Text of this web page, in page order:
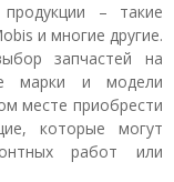
– такие
и многие другие.
запчастей на
марки и модели
месте приобрести
которые могут
работ или